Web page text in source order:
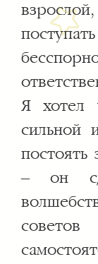
Я хотел
сильной
постоять
– он